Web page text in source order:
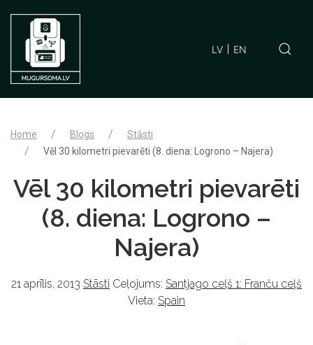
LV EN
Home Blogs
Stāsti
Vēl 30 kilometri pievarēti (8. diena: Logrono – Najera)
Vēl 30 kilometri pievarēti
(8. diena: Logrono –
Najera)
21 aprīlis, 2013 Stāsti Ceļojums: Santjago ceļš 1: Franču ceļš
Vieta: Spain